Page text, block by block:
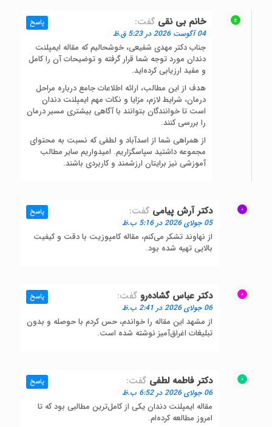
خانم بی نقی گفت:
04 آگوست 2026 در 5:23 ق.ظ
جناب دکتر مهدی شفیعی، خوشحالیم که مقاله ایمپلنت
دندان مورد توجه شما قرار گرفته و توضیحات آن را کامل
و مفید ارزیابی کرده‌اید.
هدف از این مطالب، ارائه اطلاعات جامع درباره مراحل
درمان، شرایط لازم، مزایا و نکات مهم ایمپلنت دندان
است تا خوانندگان بتوانند با آگاهی بیشتری مسیر درمان
را بررسی کنند.
از همراهی شما از اسدآباد و لطفی که نسبت به محتوای
مجموعه داشتید سپاسگزاریم. امیدواریم سایر مطالب
آموزشی نیز برایتان ارزشمند و کاربردی باشند.
پاسخ
دکتر آرش پیامی گفت:
05 جولای 2026 در 5:16 ب.ظ
از نهاوند تشکر می‌کنم، مقاله کامپوزیت با دقت و کیفیت
بالایی تهیه شده بود.
پاسخ
دکتر عباس گشاده‌رو گفت:
06 جولای 2026 در 2:41 ب.ظ
از مشهد این مقاله را خواندم، حس کردم با حوصله و بدون
تبلیغات اغراق‌آمیز نوشته شده است.
پاسخ
دکتر فاطمه لطفی گفت:
06 جولای 2026 در 6:52 ب.ظ
مقاله ایمپلنت دندان یکی از کامل‌ترین مطالبی بود که تا
امروز مطالعه کرده‌ام.
پاسخ